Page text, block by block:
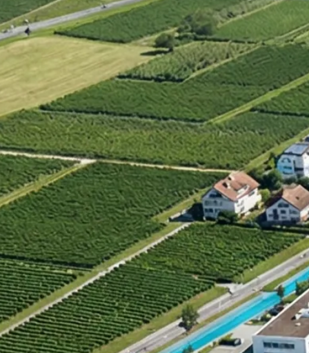
Team
Karriere
Kundeninformation
Leitbild
Kontakt
Offerte anfordern